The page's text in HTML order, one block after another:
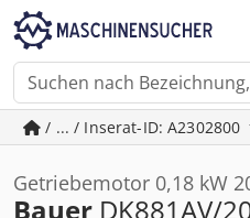
/ ... / Inserat-ID: A2302800
Getriebemotor 0,18 kW
Bauer DK881AV/